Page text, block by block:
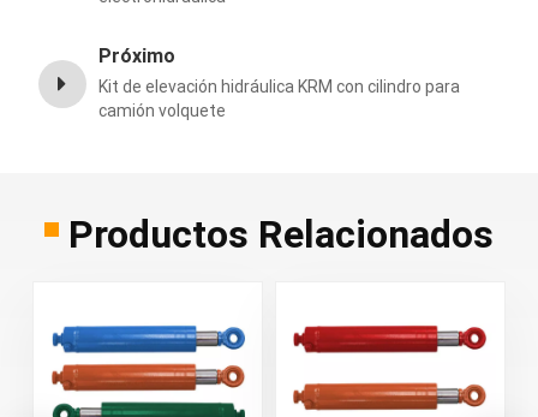
Próximo
Kit de elevación hidráulica KRM con cilindro para
camión volquete
Productos Relacionados